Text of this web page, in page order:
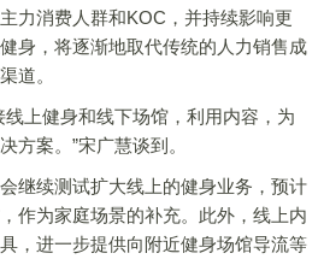
力消费人群和KOC，并持续影响更
身，将逐渐地取代传统的人力销售成
道。
上健身和线下场馆，利用内容，为
方案。”宋广慧谈到。
续测试扩大线上的健身业务，预计
作为家庭场景的补充。此外，线上内
，进一步提供向附近健身场馆导流等